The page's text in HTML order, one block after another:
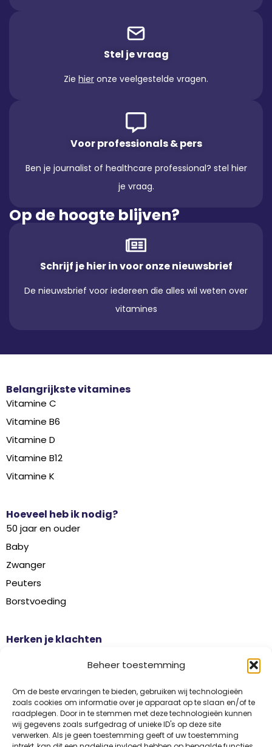
Beheer toestemming
Om de beste ervaringen te bieden, gebruiken wij technologieën
zoals cookies om informatie over je apparaat op te slaan en/of te
raadplegen. Door in te stemmen met deze technologieën kunnen
wij gegevens zoals surfgedrag of unieke ID's op deze site
verwerken. Als je geen toestemming geeft of uw toestemming
Stel je vraag
Zie hier onze veelgestelde vragen.
Voor professionals & pers
Ben je journalist of healthcare professional? stel hier
je vraag.
Op de hoogte blijven?
Schrijf je hier in voor onze nieuwsbrief
De nieuwsbrief voor iedereen die alles wil weten over
vitamines
Belangrijkste vitamines
Vitamine C
Vitamine B6
Vitamine D
Vitamine B12
Vitamine K
Hoeveel heb ik nodig?
50 jaar en ouder
Baby
Zwanger
Peuters
Borstvoeding
Herken je klachten
Griep
Haaruitval
Overgangsklachten